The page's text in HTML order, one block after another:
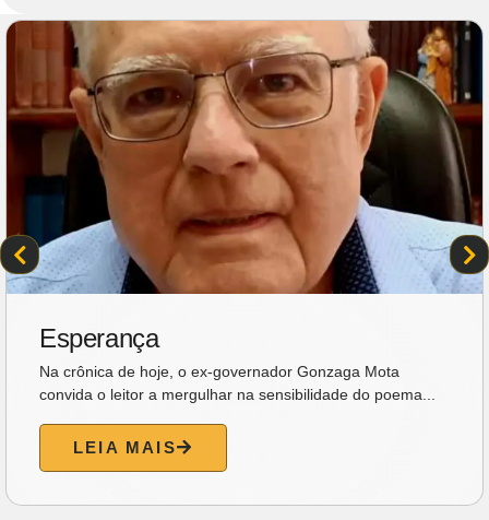
Ideal Clube promove programação
especial para celebrar o Dia dos
Pais com música, gastronomia e
lazer para toda a família
O Dia dos Pais será celebrado em clima de